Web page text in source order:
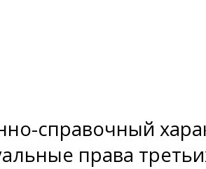
справочный
права